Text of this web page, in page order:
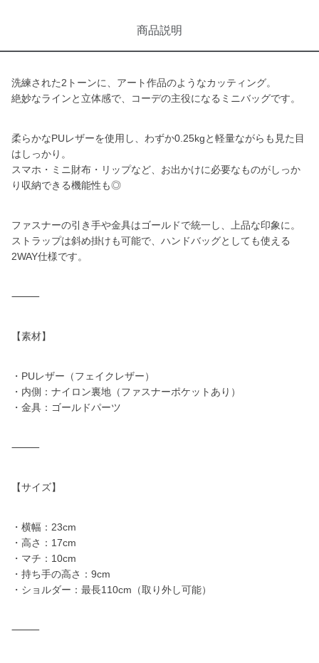
商品説明
洗練された2トーンに、アート作品のようなカッティング。
絶妙なラインと立体感で、コーデの主役になるミニバッグです。
柔らかなPUレザーを使用し、わずか0.25kgと軽量ながらも見た目
はしっかり。
スマホ・ミニ財布・リップなど、お出かけに必要なものがしっか
り収納できる機能性も◎
ファスナーの引き手や金具はゴールドで統一し、上品な印象に。
ストラップは斜め掛けも可能で、ハンドバッグとしても使える
2WAY仕様です。
⸻
【素材】
・PUレザー（フェイクレザー）
・内側：ナイロン裏地（ファスナーポケットあり）
・金具：ゴールドパーツ
⸻
【サイズ】
・横幅：23cm
・高さ：17cm
・マチ：10cm
・持ち手の高さ：9cm
・ショルダー：最長110cm（取り外し可能）
⸻